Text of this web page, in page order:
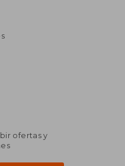
ofertas y